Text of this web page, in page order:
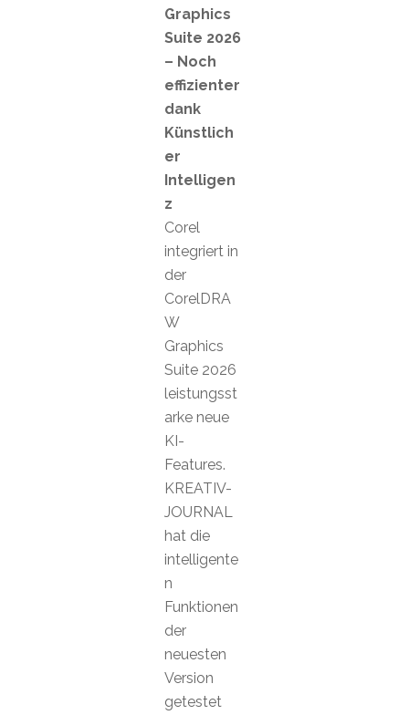
Graphics
Suite 2026
– Noch
effizienter
dank
Künstlich
er
Intelligen
z
Corel
integriert in
der
CorelDRA
W
Graphics
Suite 2026
leistungsst
arke neue
KI-
Features.
KREATIV-
JOURNAL
hat die
intelligente
n
Funktionen
der
neuesten
Version
getestet